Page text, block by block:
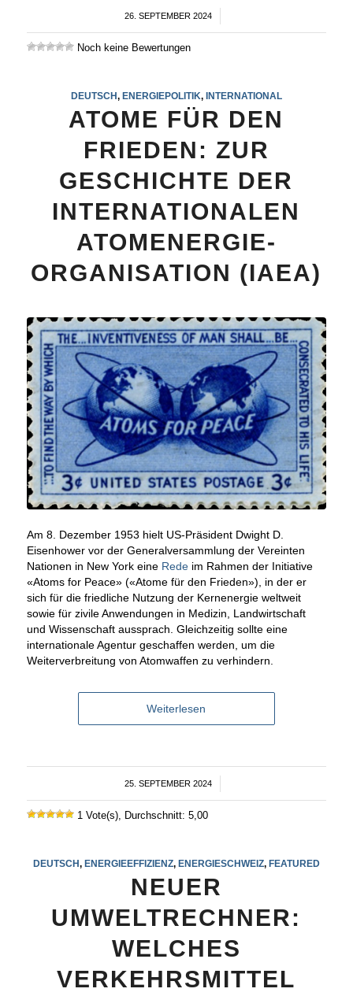
26. SEPTEMBER 2024
/
Noch keine Bewertungen
DEUTSCH, ENERGIEPOLITIK, INTERNATIONAL
ATOME FÜR DEN
FRIEDEN: ZUR
GESCHICHTE DER
INTERNATIONALEN
ATOMENERGIE-
ORGANISATION (IAEA)
Am 8. Dezember 1953 hielt US-Präsident Dwight D.
Eisenhower vor der Generalversammlung der Vereinten
Nationen in New York eine Redeim Rahmen der Initiative
«Atoms for Peace» («Atome für den Frieden»), in der er
sich für die friedliche Nutzung der Kernenergie weltweit
sowie für zivile Anwendungen in Medizin, Landwirtschaft
und Wissenschaft aussprach. Gleichzeitig sollte eine
internationale Agentur geschaffen werden, um die
Weiterverbreitung von Atomwaffen zu verhindern.
Weiterlesen
25. SEPTEMBER 2024
/
1 Vote(s), Durchschnitt: 5,00
DEUTSCH, ENERGIEEFFIZIENZ, ENERGIESCHWEIZ, FEATURED
NEUER
UMWELTRECHNER:
WELCHES
VERKEHRSMITTEL